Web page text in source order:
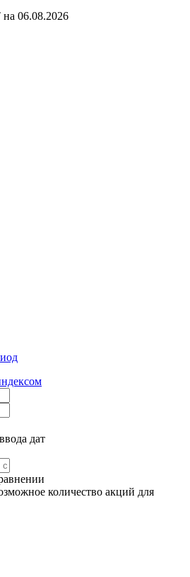
06.08.2026
дат
количество акций для